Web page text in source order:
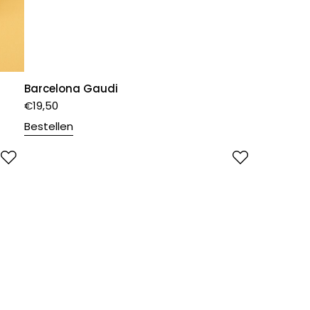
Barcelona Gaudi
€19,50
Bestellen